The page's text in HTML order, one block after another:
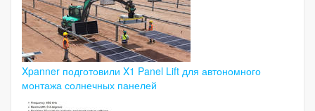
Xpanner подготовили X1 Panel Lift для автономного
монтажа солнечных панелей